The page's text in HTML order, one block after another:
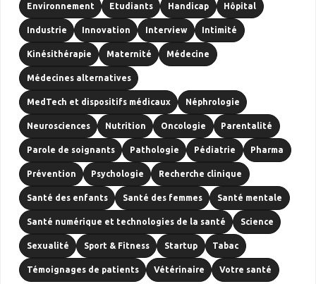
Environnement Etudiants Handicap Hôpital
Industrie Innovation Interview Intimité
Kinésithérapie Maternité Médecine
Médecines alternatives
MedTech et dispositifs médicaux Néphrologie
Neurosciences Nutrition Oncologie Parentalité
Parole de soignants Pathologie Pédiatrie Pharma
Prévention Psychologie Recherche clinique
Santé des enfants Santé des femmes Santé mentale
Santé numérique et technologies de la santé Science
Sexualité Sport & Fitness Startup Tabac
Témoignages de patients Vétérinaire Votre santé